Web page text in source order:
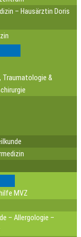
– Hausärztin Doris
Traumatologie &
MVZ
– Allergologie –